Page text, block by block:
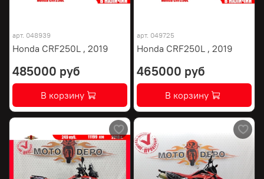
арт. 048939
Honda CRF250L , 2019
485000 руб
В корзину
арт. 049725
Honda CRF250L , 2019
465000 руб
В корзину